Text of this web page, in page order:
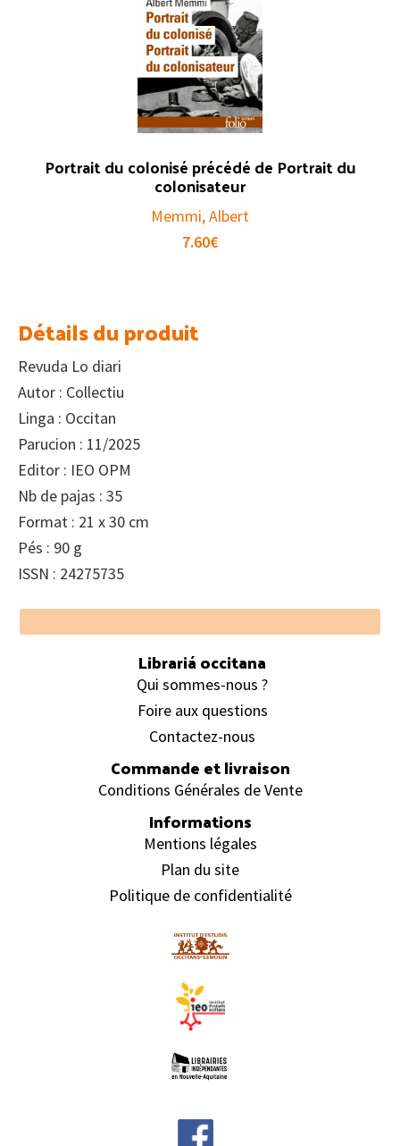
Portrait du colonisé précédé de Portrait du
colonisateur
Memmi, Albert
7.60€
Détails du produit
Revuda Lo diari
Autor : Collectiu
Linga : Occitan
Parucion : 11/2025
Editor : IEO OPM
Nb de pajas : 35
Format : 21 x 30 cm
Pés : 90 g
ISSN : 24275735
Footer
Librariá occitana
Qui sommes-nous ?
Foire aux questions
Contactez-nous
Commande et livraison
Conditions Générales de Vente
Informations
Mentions légales
Plan du site
Politique de confidentialité